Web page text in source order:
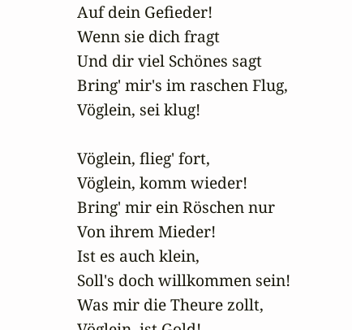
Auf dein Gefieder!
Wenn sie dich fragt
Und dir viel Schönes sagt
Bring' mir's im raschen Flug,
Vöglein, sei klug!
Vöglein, flieg' fort,
Vöglein, komm wieder!
Bring' mir ein Röschen nur
Von ihrem Mieder!
Ist es auch klein,
Soll's doch willkommen sein!
Was mir die Theure zollt,